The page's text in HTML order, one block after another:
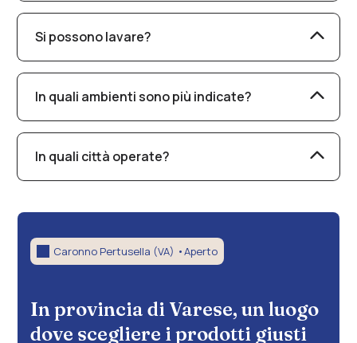
Puoi scegliere tra tende a rullo, a pannello o su
binario, tutte pensate per essere funzionali e
discrete.
Si possono lavare?
Sì, la maggior parte dei tessuti oscuranti è
lavabile. Ti consigliamo il materiale migliore in
base all’uso e alla frequenza di lavaggio.
In quali ambienti sono più indicate?
Camera da letto, soggiorno, bagno, home
office o ambienti esposti al sole diretto.
Perfette per chi cerca privacy e comfort.
In quali città operate?
Caronno Pertusella e operiamo in tutta la
Saronno e dintorni.
Caronno Pertusella (VA) •Aperto
In provincia di Varese, un luogo
dove scegliere i prodotti giusti